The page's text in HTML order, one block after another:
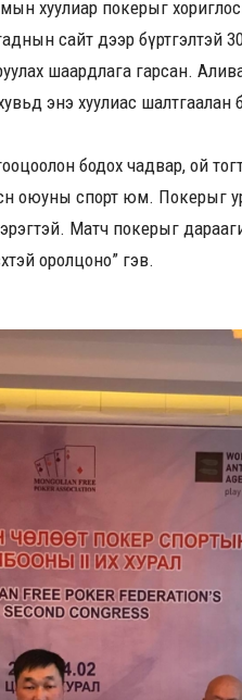
хуулиар покерыг
сайт дээр бүртгэлтэй
шаардлага гарсан.
энэ хуулиас шалтгаалан
бодох чадвар, ой
оюуны спорт юм.
Матч покерыг
оролцоно” гэв.